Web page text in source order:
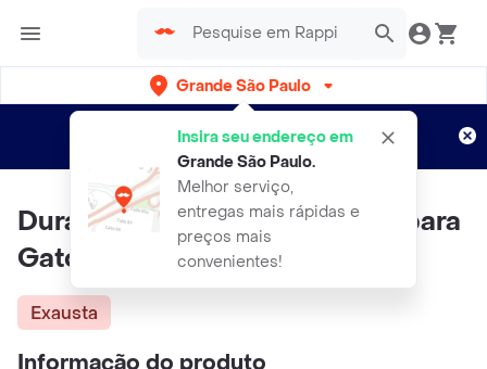
Grande São Paulo
Insira seu endereço em
Grande São Paulo.
Melhor serviço,
entregas mais rápidas e
preços mais
convenientes!
Entregas grátis por 15 dias!
Aplicam T&C
Durapets Bandeja Single Azul para
Gatos
Exausta